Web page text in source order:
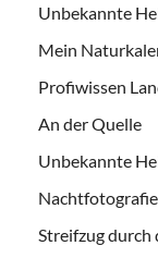
Unbekannte
Mein
Profiwissen
An der Quelle
Unbekannte
Nachtfotografie
Streifzug durch